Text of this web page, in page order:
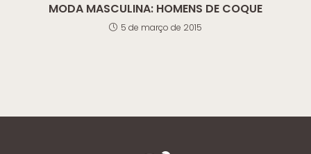
MODA MASCULINA: HOMENS DE COQUE
5 de março de 2015